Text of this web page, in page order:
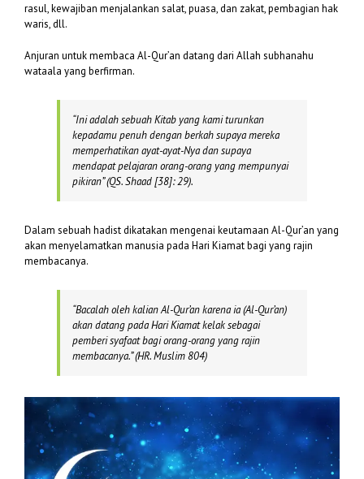
rasul, kewajiban menjalankan salat, puasa, dan zakat, pembagian hak
waris, dll.
Anjuran untuk membaca Al-Qur’an datang dari Allah subhanahu
wataala yang berfirman.
“Ini adalah sebuah Kitab yang kami turunkan
kepadamu penuh dengan berkah supaya mereka
memperhatikan ayat-ayat-Nya dan supaya
mendapat pelajaran orang-orang yang mempunyai
pikiran”(QS. Shaad [38]: 29).
Dalam sebuah hadist dikatakan mengenai keutamaan Al-Qur’an yang
akan menyelamatkan manusia pada Hari Kiamat bagi yang rajin
membacanya.
“Bacalah oleh kalian Al-Qur’an karena ia (Al-Qur’an)
akan datang pada Hari Kiamat kelak sebagai
pemberi syafaat bagi orang-orang yang rajin
membacanya.” (HR. Muslim 804)